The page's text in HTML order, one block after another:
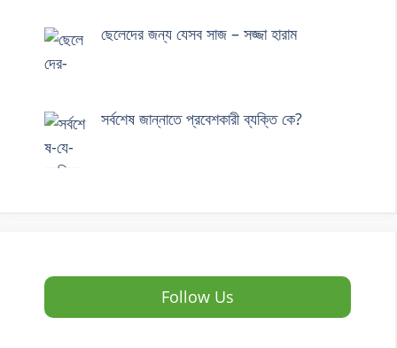
ছেলেদের জন্য যেসব সাজ – সজ্জা হারাম
সর্বশেষ জান্নাতে প্রবেশকারী ব্যক্তি কে?
Follow Us